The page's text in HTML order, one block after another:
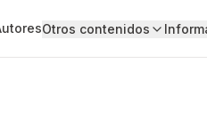
Otros contenidos